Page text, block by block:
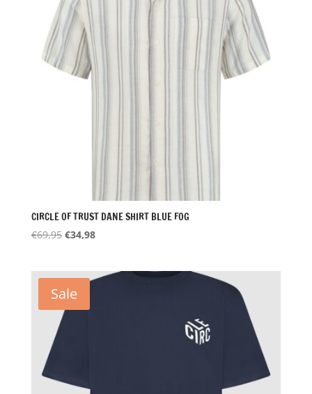
CIRCLE OF TRUST DANE SHIRT BLUE FOG
€69,95 Oorspronkelijke
€69,95.
€34,98Huidige
€34,98.
Sale